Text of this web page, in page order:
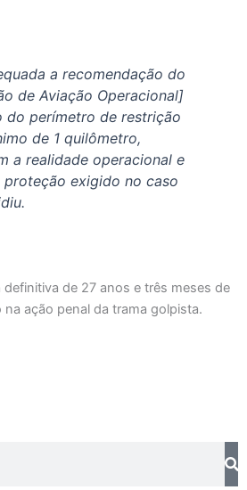
a recomendação do
de Aviação Operacional]
do perímetro de restrição
de 1 quilômetro,
a realidade operacional e
exigido no caso
de 27 anos e três meses de
ação penal da trama golpista.